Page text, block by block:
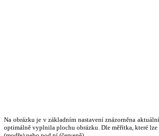
Na obrázku je v základním nastavení znázorněna
optimálně vyplnila plochu obrázku. Dle měřítka, které